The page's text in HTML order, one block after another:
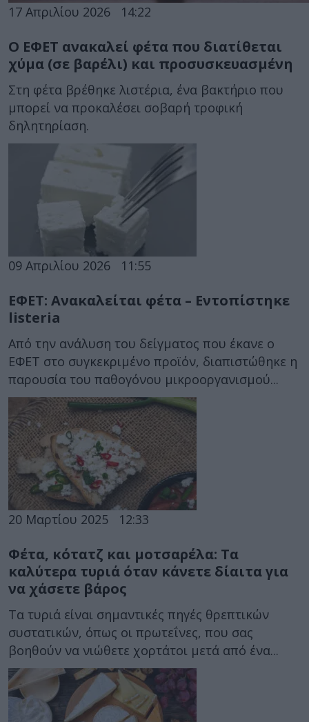
17 Απριλίου 2026 14:22
Ο ΕΦΕΤ ανακαλεί φέτα που διατίθεται
χύμα (σε βαρέλι) και προσυσκευασμένη
Στη φέτα βρέθηκε λιστέρια, ένα βακτήριο που
μπορεί να προκαλέσει σοβαρή τροφική
δηλητηρίαση.
09 Απριλίου 2026 11:55
ΕΦΕΤ: Ανακαλείται φέτα – Εντοπίστηκε
listeria
Από την ανάλυση του δείγματος που έκανε ο
ΕΦΕΤ στο συγκεκριμένο προϊόν, διαπιστώθηκε η
παρουσία του παθογόνου μικροοργανισμού...
20 Μαρτίου 2025 12:33
Φέτα, κότατζ και μοτσαρέλα: Τα
καλύτερα τυριά όταν κάνετε δίαιτα για
να χάσετε βάρος
Τα τυριά είναι σημαντικές πηγές θρεπτικών
συστατικών, όπως οι πρωτεΐνες, που σας
βοηθούν να νιώθετε χορτάτοι μετά από ένα...